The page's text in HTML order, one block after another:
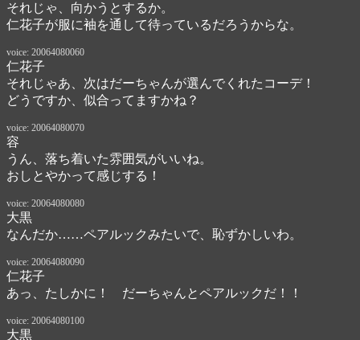
それじゃ、向かうとするか。
仁花子が服に袖を通して待っているだろうからな。
voice: 20064080060
仁花子
それじゃあ、次はだーちゃんが選んでくれたコーデ！
どうですか、似合ってますかね？
voice: 20064080070
容
うん、落ち着いた雰囲気がいいね。
おしとやかって感じする！
voice: 20064080080
大黒
なんだか……ペアルックみたいで、恥ずかしいわ。
voice: 20064080090
仁花子
あっ、たしかに！　だーちゃんとペアルックだ！！
voice: 20064080100
大黒